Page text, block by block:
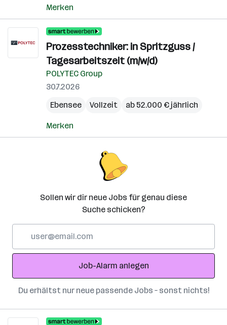
Merken
Prozesstechniker: in Spritzguss /
Tagesarbeitszeit (m/w/d)
POLYTEC Group
30.7.2026
Ebensee
Vollzeit ab 52.000 € jährlich
Merken
Sollen wir dir neue Jobs für genau diese
Suche schicken?
Adresse
Job-Alarm anlegen
Du erhältst nur neue passende Jobs – sonst nichts!